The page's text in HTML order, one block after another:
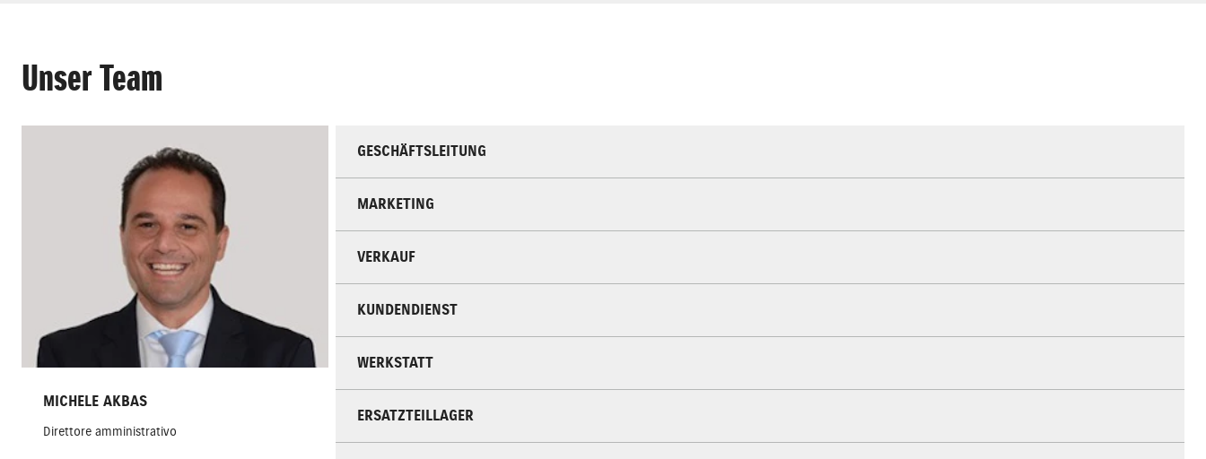
Unser Team
MICHELE AKBAS
Direttore amministrativo
GESCHÄFTSLEITUNG
MARKETING
VERKAUF
KUNDENDIENST
WERKSTATT
ERSATZTEILLAGER